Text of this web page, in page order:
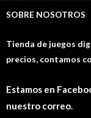
SOBRE NOSOTROS
Tienda de juegos
precios, contamos
Estamos en
nuestro correo.